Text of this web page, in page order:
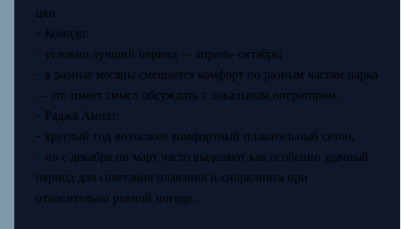
цен.
- Комодо:
- условно лучший период — апрель–октябрь;
- в разные месяцы смещается комфорт по разным частям парка
— это имеет смысл обсуждать с локальным оператором.
- Раджа Ампат:
- круглый год возможен комфортный плавательный сезон,
- но с декабря по март часто выделяют как особенно удачный
период для сочетания плавания и снорклинга при
относительно ровной погоде.